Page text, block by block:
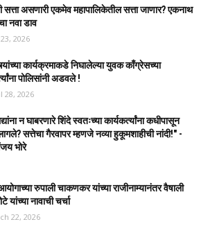
सत्ता असणारी एकमेव महापालिकेतील सत्ता जाणार? एकनाथ
नवा डाव
2026
कार्यक्रमाकडे निघालेल्या युवक काँग्रेसच्या
पोलिसांनी अडवले !
28, 2026
न घाबरणारे शिंदे स्वतःच्या कार्यकर्त्यांना कधीपासून
सत्तेचा गैरवापर म्हणजे नव्या हुकूमशाहीची नांदी!" -
भोरे
रुपाली चाकणकर यांच्या राजीनाम्यानंतर वैषाली
यांच्या नावाची चर्चा
22, 2026